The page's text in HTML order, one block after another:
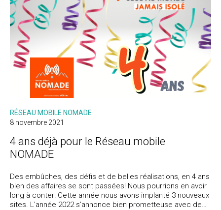
RÉSEAU MOBILE NOMADE
8 novembre 2021
4 ans déjà pour le Réseau mobile
NOMADE
Des embûches, des défis et de belles réalisations, en 4 ans
bien des affaires se sont passées! Nous pourrions en avoir
long à conter! Cette année nous avons implanté 3 nouveaux
sites. L’année 2022 s’annonce bien prometteuse avec de